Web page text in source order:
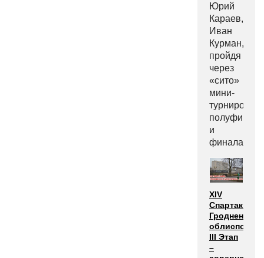
Юрий
Караев,
Иван
Курман,
пройдя
через
«сито»
мини-
турниров,
и
финала.
XIV
Спартакиада
III Этап
–